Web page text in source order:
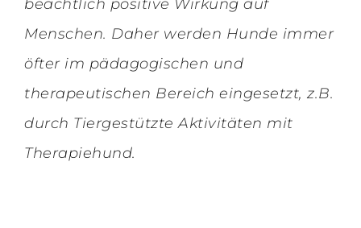
beachtlich positive Wirkung auf
Menschen. Daher werden Hunde immer
öfter im pädagogischen und
therapeutischen Bereich eingesetzt, z.B.
durch Tiergestützte Aktivitäten mit
Therapiehund.